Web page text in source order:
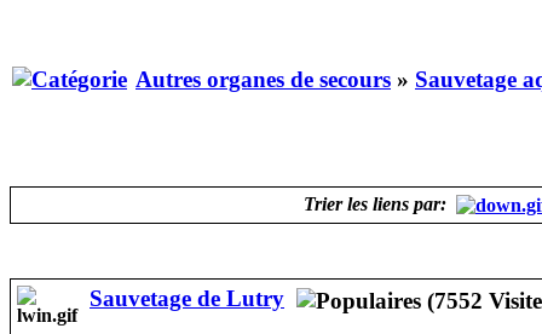
Autres organes de secours » Sauvetage
Trier les liens par:
Sauvetage de Lutry